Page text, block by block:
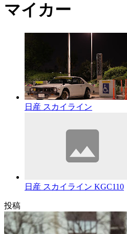
マイカー
日産 スカイライン
日産 スカイライン KGC110
投稿